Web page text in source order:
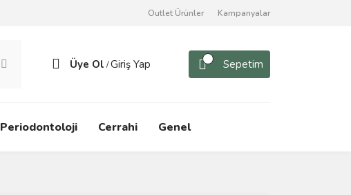
Outlet Ürünler Kampanyalar
Üye Ol /Giriş Yap Sepetim
Periodontoloji Cerrahi Genel